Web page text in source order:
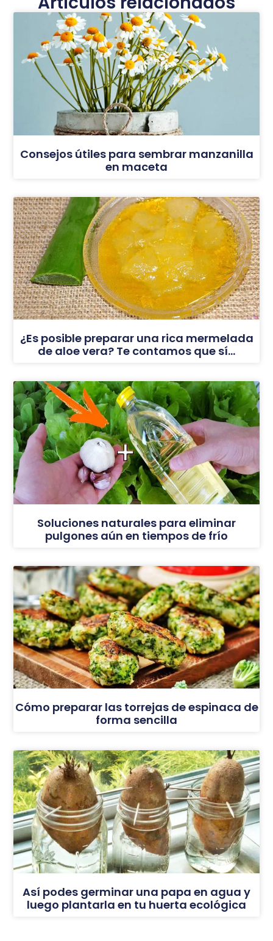
Consejos útiles para sembrar manzanilla
en maceta
¿Es posible preparar una rica mermelada
de aloe vera? Te contamos que sí…
Soluciones naturales para eliminar
pulgones aún en tiempos de frío
Cómo preparar las torrejas de espinaca de
forma sencilla
Así podes germinar una papa en agua y
luego plantarla en tu huerta ecológica